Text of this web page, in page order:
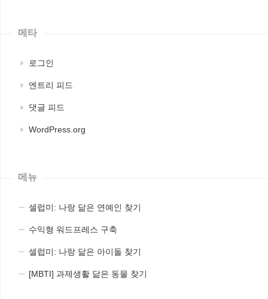
메타
로그인
엔트리 피드
댓글 피드
WordPress.org
메뉴
셀럽미: 나랑 닮은 연예인 찾기
수익형 워드프레스 구축
셀럽미: 나랑 닮은 아이돌 찾기
[MBTI] 과제생활 닮은 동물 찾기